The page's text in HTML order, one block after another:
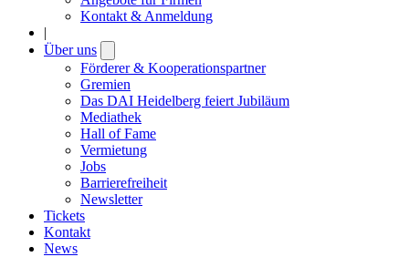
Kontakt & Anmeldung
|
Über uns
submenu
Förderer & Kooperationspartner
Gremien
Das DAI Heidelberg feiert Jubiläum
Mediathek
Hall of Fame
Vermietung
Jobs
Barrierefreiheit
Newsletter
Tickets
Kontakt
News